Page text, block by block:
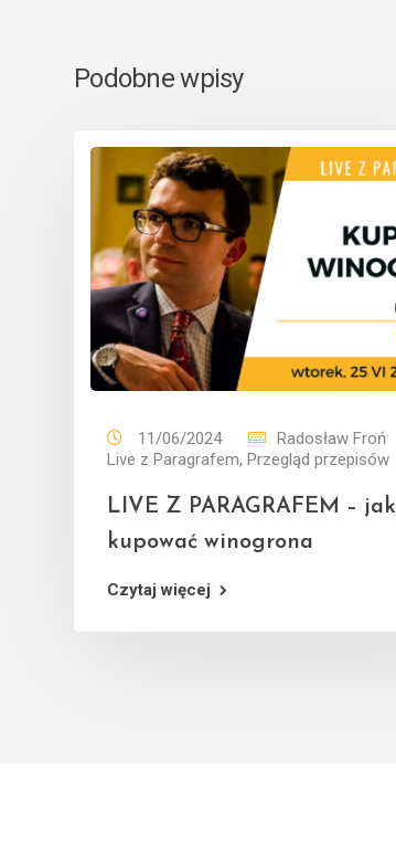
Podobne wpisy
11/06/2024
Radosław Froń
Live z Paragrafem, Przegląd przepisów
LIVE Z PARAGRAFEM – jak
kupować winogrona
Czytaj więcej